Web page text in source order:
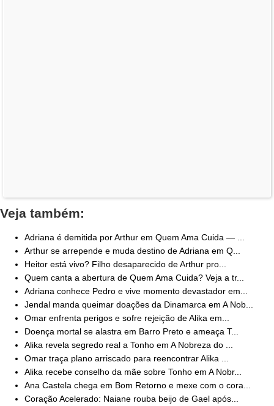
Veja também:
Adriana é demitida por Arthur em Quem Ama Cuida — ...
Arthur se arrepende e muda destino de Adriana em Q...
Heitor está vivo? Filho desaparecido de Arthur pro...
Quem canta a abertura de Quem Ama Cuida? Veja a tr...
Adriana conhece Pedro e vive momento devastador em...
Jendal manda queimar doações da Dinamarca em A Nob...
Omar enfrenta perigos e sofre rejeição de Alika em...
Doença mortal se alastra em Barro Preto e ameaça T...
Alika revela segredo real a Tonho em A Nobreza do ...
Omar traça plano arriscado para reencontrar Alika ...
Alika recebe conselho da mãe sobre Tonho em A Nobr...
Ana Castela chega em Bom Retorno e mexe com o cora...
Coração Acelerado: Naiane rouba beijo de Gael após...